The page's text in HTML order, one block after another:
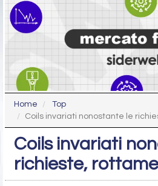
Home
Top
Coils invariati nonostante le
Coils invariati
richieste,